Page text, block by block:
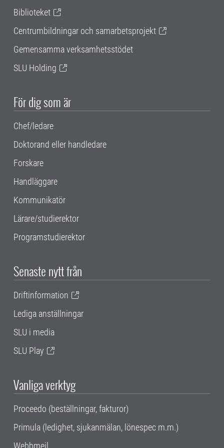
Biblioteket
Centrumbildningar och samarbetsprojekt
Gemensamma verksamhetsstödet
SLU Holding
För dig som är
Chef/ledare
Doktorand eller handledare
Forskare
Handläggare
Kommunikatör
Lärare/studierektor
Programstudierektor
Senaste nytt från
Driftinformation
Lediga anställningar
SLU i media
SLU Play
Vanliga verktyg
Proceedo (beställningar, fakturor)
Primula (ledighet, sjukanmälan, lönespec m.m.)
Webbmejl